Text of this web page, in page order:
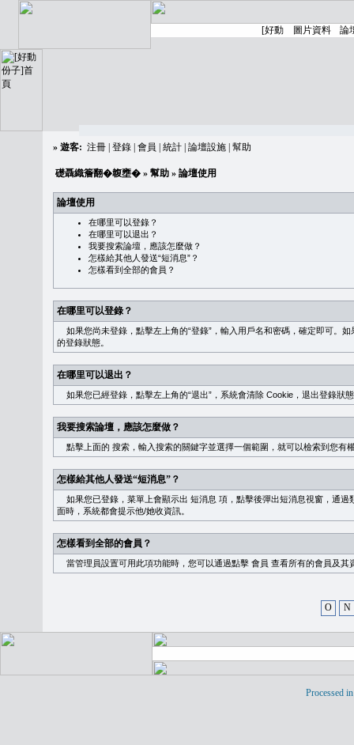
» 遊客: 注冊 登錄 會員 統計 論壇設施 幫助
礎聶織簷翻�䪖壅� » 幫助 » 論壇使用
論壇使用
在哪里可以登錄？
在哪里可以退出？
我要搜索論壇，應該怎麼做？
怎樣給其他人發送“短消息”？
怎樣看到全部的會員？
在哪里可以登錄？
如果您尚未登錄，點擊左上角的“登錄”，輸入用戶名和密碼，確定即可。
的登錄狀態。
在哪里可以退出？
如果您已經登錄，點擊左上角的“退出”，系統會清除 Cookie，退出登錄狀
我要搜索論壇，應該怎麼做？
點擊上面的 搜索 ，輸入搜索的關鍵字並選擇一個範圍，就可以檢索到您有
怎樣給其他人發送“短消息”？
如果您已登錄，菜單上會顯示出 短消息 項，點擊後彈出短消息視窗，通過
面時，系統都會提示他/她收資訊。
怎樣看到全部的會員？
當管理員設置可用此項功能時，您可以通過點擊 會員 查看所有的會員及其
O N
Processed